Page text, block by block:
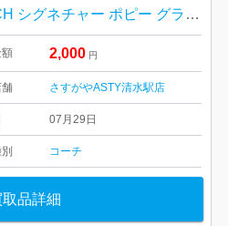
COACH シグネチャー ポピー グラフィティ トートバッグ
2,000 円
さすがやASTY清水駅店
07月29日
コーチ
取品詳細